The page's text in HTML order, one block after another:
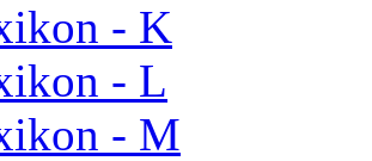
- K
- L
- M